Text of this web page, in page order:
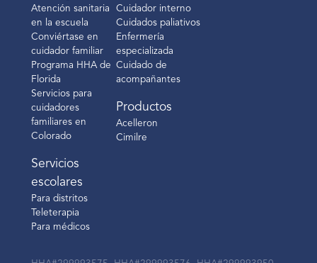
Atención sanitaria
en la escuela
Conviértase en
cuidador familiar
Programa HHA de
Florida
Servicios para
cuidadores
familiares en
Colorado
Servicios
escolares
Para distritos
Teleterapia
Para médicos
Cuidador interno
Cuidados paliativos
Enfermería
especializada
Cuidado de
acompañantes
Productos
Acelleron
Cimilre